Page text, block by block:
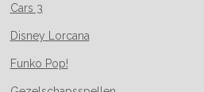
Cars 3
Disney Lorcana
Funko Pop!